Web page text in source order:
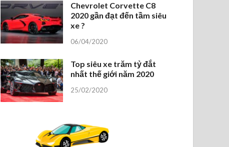
Chevrolet Corvette C8
2020 gần đạt đến tầm siêu
xe ?
06/04/2020
Top siêu xe trăm tỷ đắt
nhất thế giới năm 2020
25/02/2020